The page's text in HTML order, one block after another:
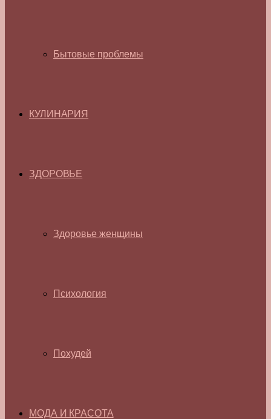
Бытовые проблемы
КУЛИНАРИЯ
ЗДОРОВЬЕ
Здоровье женщины
Психология
Похудей
МОДА И КРАСОТА